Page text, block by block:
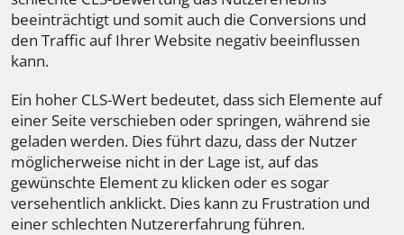
beeinträchtigt und somit auch die Conversions und
den Traffic auf Ihrer Website negativ beeinflussen
kann.
Ein hoher CLS-Wert bedeutet, dass sich Elemente auf
einer Seite verschieben oder springen, während sie
geladen werden. Dies führt dazu, dass der Nutzer
möglicherweise nicht in der Lage ist, auf das
gewünschte Element zu klicken oder es sogar
versehentlich anklickt. Dies kann zu Frustration und
einer schlechten Nutzererfahrung führen.